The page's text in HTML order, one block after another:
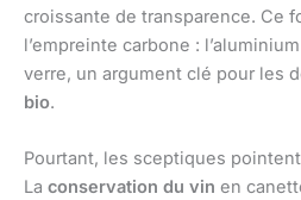
croissante de transparence. Ce
l’empreinte carbone :
verre, un argument clé pour les
bio.
Pourtant, les sceptiques
La conservation du vin en